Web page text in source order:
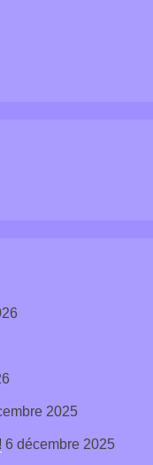
2025
6 décembre 2025